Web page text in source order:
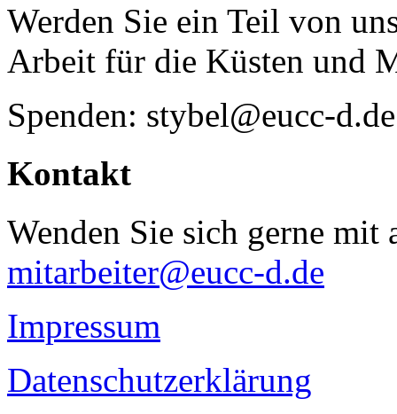
Werden Sie ein Teil von
Arbeit für die Küsten und
Spenden: stybel@eucc-d.de
Kontakt
Wenden Sie sich gerne mit
mitarbeiter@eucc-d.de
Impressum
Datenschutzerklärung